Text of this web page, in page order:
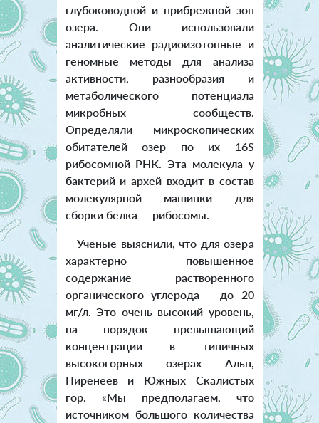
глубоководной и прибрежной зон
озера. Они использовали
аналитические радиоизотопные и
геномные методы для анализа
активности, разнообразия и
метаболического потенциала
микробных сообществ.
Определяли микроскопических
обитателей озер по их 16S
рибосомной РНК. Эта молекула у
бактерий и архей входит в состав
молекулярной машинки для
сборки белка — рибосомы.
Ученые выяснили, что для озера
характерно повышенное
содержание растворенного
органического углерода – до 20
мг/л. Это очень высокий уровень,
на порядок превышающий
концентрации в типичных
высокогорных озерах Альп,
Пиренеев и Южных Скалистых
гор. «Мы предполагаем, что
источником большого количества